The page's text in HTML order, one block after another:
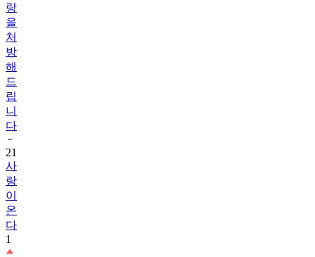
랑
을
처
방
해
드
립
니
다
21
사
랑
이
온
다
1